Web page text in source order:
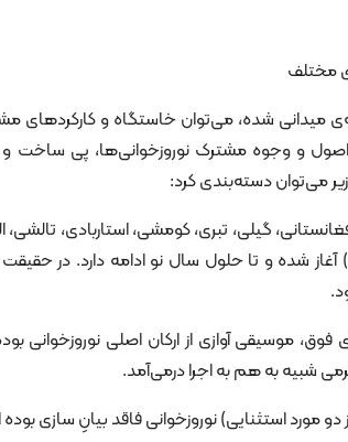
مختلف
میدانی شده، می‌توان خاستگاه و کارکردهای
و وجوه مشترک نوروزخوانی‌ها، پی ساخت
می‌توان دسته‌بندی کرد:
گیلی، تبری، کومشی، استاربادی، تالشی،
آغاز شده و تا حلول سال نو ادامه دارد. در
موسیقی آوازی از ارکان اصلی نوروزخوانی
شبیه به هم به اجرا درمی‌آمد.